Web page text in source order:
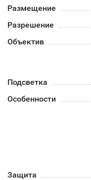
Размещение
Разрешение
Объектив
Подсветка
Особенности
Защита